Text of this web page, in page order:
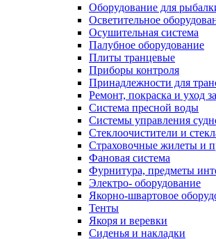
Оборудование для
Осветительное
Осушительная система
Палубное оборудование
Плиты транцевые
Приборы контроля
Принадлежности для
Ремонт, покраска и уход
Система пресной воды
Системы управления
Стеклоочистители и
Страховочные жилеты и
Фановая система
Фурнитура, предметы
Электро- оборудование
Якорно-швартовое
Тенты
Якоря и веревки
Сиденья и накладки